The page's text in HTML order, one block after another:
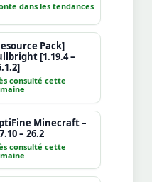
dans les tendances
Pack]
[1.19.4 –
consulté cette
Minecraft –
– 26.2
consulté cette